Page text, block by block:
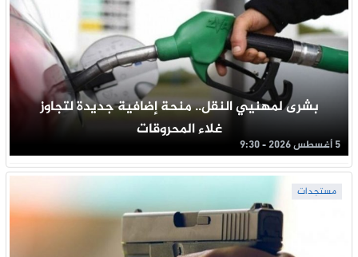
بشرى لمهنيي النقل.. منحة إضافية جديدة لتجاوز
غلاء المحروقات
5 أغسطس 2026 - 9:30
مستجدات